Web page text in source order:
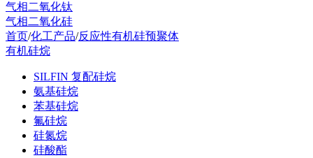
气相二氧化钛
气相二氧化硅
首页/化工产品/反应性有机硅预聚体
有机硅烷
SILFIN 复配硅烷
氨基硅烷
苯基硅烷
氟硅烷
硅氮烷
硅酸酯